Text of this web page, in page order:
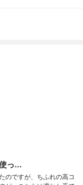
っ...
のですが、ちふれの高コ